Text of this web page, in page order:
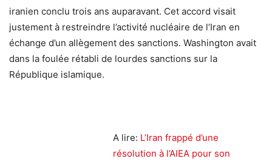
iranien conclu trois ans auparavant. Cet accord visait
justement à restreindre l’activité nucléaire de l’Iran en
échange d’un allègement des sanctions. Washington avait
dans la foulée rétabli de lourdes sanctions sur la
République islamique.
A lire: L’Iran frappé d’une
résolution à l’AIEA pour son